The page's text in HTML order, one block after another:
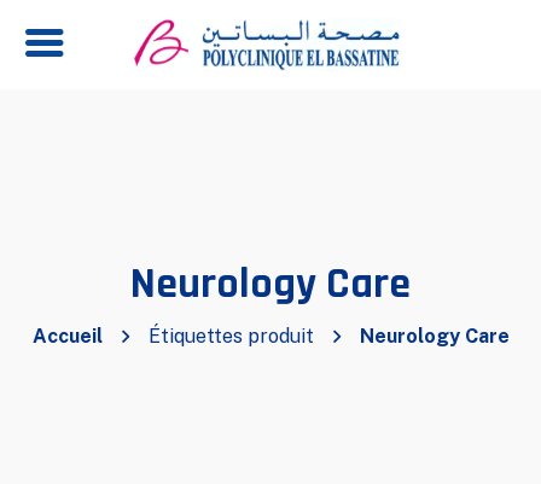
Neurology Care
Accueil Étiquettes produit Neurology Care